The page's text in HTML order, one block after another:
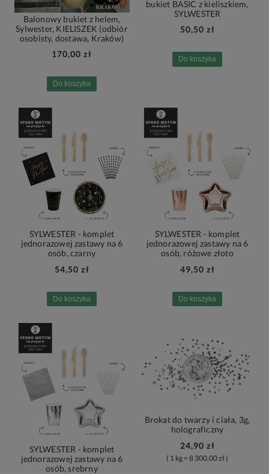
Balonowy bukiet z helem,
Sylwester, KIELISZEK (odbiór
osobisty, dostawa, Kraków)
170,00 zł
Do koszyka
bukiet BASIC z kieliszkiem,
SYLWESTER
50,50 zł
Do koszyka
SYLWESTER - komplet
jednorazowej zastawy na 6
osób, czarny
54,50 zł
Do koszyka
SYLWESTER - komplet
jednorazowej zastawy na 6
osób, różowe złoto
49,50 zł
Do koszyka
SYLWESTER - komplet
jednorazowej zastawy na 6
osób, srebrny
Brokat do twarzy i ciała, 3g,
holograficzny
24,90 zł
( 1 kg = 8 300,00 zł )